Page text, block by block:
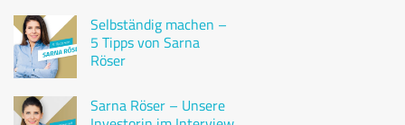
Selbständig machen –
5 Tipps von Sarna
Röser
Sarna Röser – Unsere